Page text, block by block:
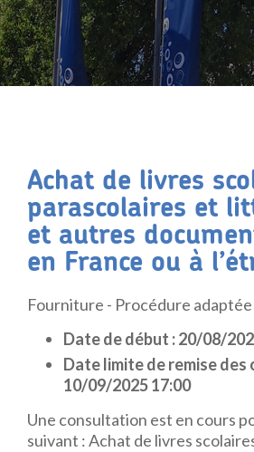
Achat de livres
parascolaires et
et autres
en France ou à
Fourniture - Procédure adaptée
Date de début : 20/08/
Date limite de remise des
10/09/2025 17:00
Une consultation est en cours
suivant : Achat de livres